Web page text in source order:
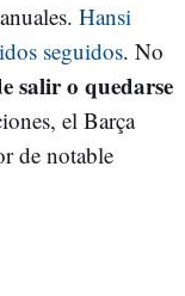
Hansi
seguidos. No
salir o quedarse
el Barça
de notable